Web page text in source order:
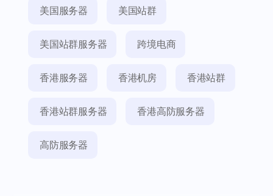
美国服务器 美国站群
美国站群服务器 跨境电商
香港服务器 香港机房 香港站群
香港站群服务器 香港高防服务器
高防服务器